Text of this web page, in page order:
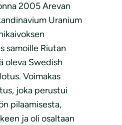
2005 Arevan
Uranium
samoille Riutan
oleva Swedish
Voimakas
joka perustui
pilaamisesta,
ja oli osaltaan